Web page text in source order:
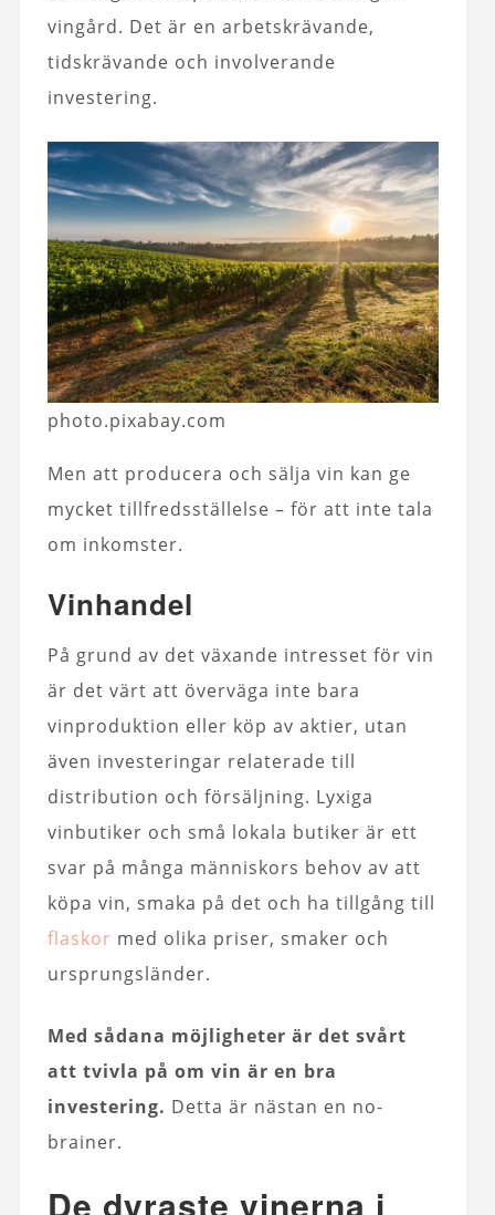
vingård. Det är en arbetskrävande,
tidskrävande och involverande
investering.
photo.pixabay.com
Men att producera och sälja vin kan ge
mycket tillfredsställelse – för att inte tala
om inkomster.
Vinhandel
På grund av det växande intresset för vin
är det värt att överväga inte bara
vinproduktion eller köp av aktier, utan
även investeringar relaterade till
distribution och försäljning. Lyxiga
vinbutiker och små lokala butiker är ett
svar på många människors behov av att
köpa vin, smaka på det och ha tillgång till
flaskor med olika priser, smaker och
ursprungsländer.
Med sådana möjligheter är det svårt
att tvivla på om vin är en bra
investering. Detta är nästan en no-
brainer.
De dyraste vinerna i